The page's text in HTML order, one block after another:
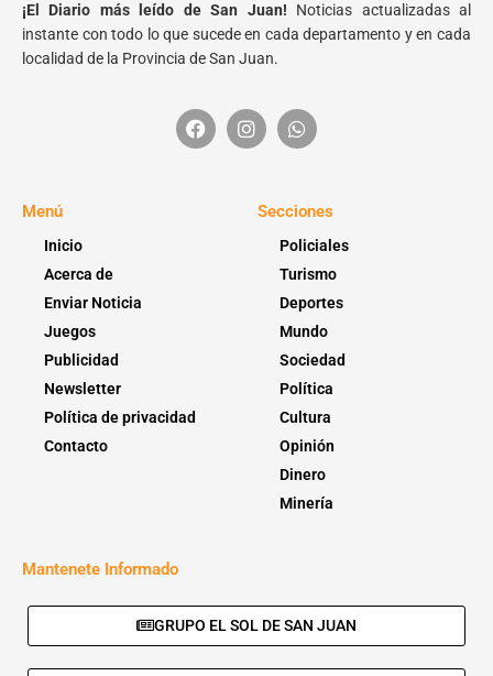
¡El Diario más leído de San Juan! Noticias actualizadas al
instante con todo lo que sucede en cada departamento y en cada
localidad de la Provincia de San Juan.
Menú
Inicio
Acerca de
Enviar Noticia
Juegos
Publicidad
Newsletter
Política de privacidad
Contacto
Secciones
Policiales
Turismo
Deportes
Mundo
Sociedad
Política
Cultura
Opinión
Dinero
Minería
Mantenete Informado
GRUPO EL SOL DE SAN JUAN